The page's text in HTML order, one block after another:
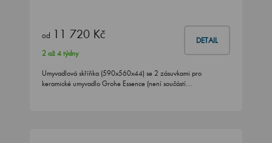
od 11 720 Kč DETAIL
2 až 4 týdny
Umyvadlová skříňka (590x560x44) se 2 zásuvkami pro
keramické umyvadlo Grohe Essence (není součástí…